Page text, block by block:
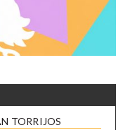
TORRIJOS